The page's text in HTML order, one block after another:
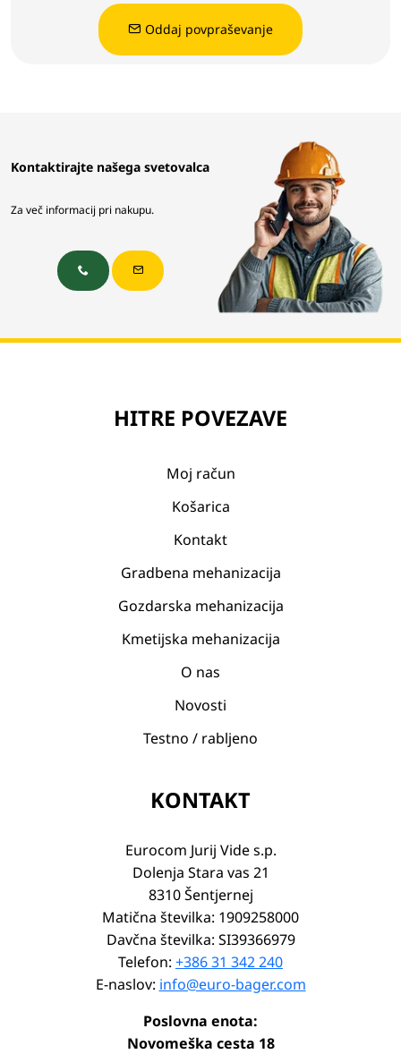
Oddaj povpraševanje
Kontaktirajte našega svetovalca
Za več informacij pri nakupu.
HITRE POVEZAVE
Moj račun
Košarica
Kontakt
Gradbena mehanizacija
Gozdarska mehanizacija
Kmetijska mehanizacija
O nas
Novosti
Testno / rabljeno
KONTAKT
Eurocom Jurij Vide s.p.
Dolenja Stara vas 21
8310 Šentjernej
Matična številka: 1909258000
Davčna številka: SI39366979
Telefon: +386 31 342 240
E-naslov: info@euro-bager.com
Poslovna enota:
Novomeška cesta 18